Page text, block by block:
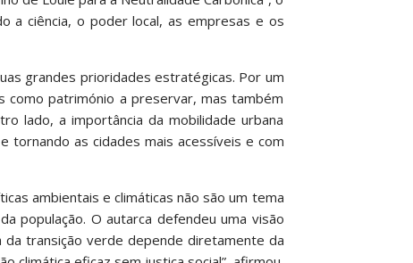
a ciência, o poder local, as empresas e os
grandes prioridades estratégicas. Por um
como património a preservar, mas também
lado, a importância da mobilidade urbana
tornando as cidades mais acessíveis e com
ambientais e climáticas não são um tema
população. O autarca defendeu uma visão
da transição verde depende diretamente da